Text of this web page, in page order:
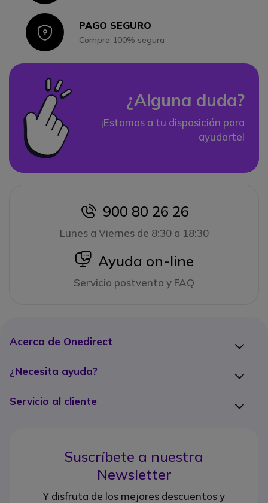
IconPAGO SEGURO
Compra 100% segura
¿Alguna duda?
¡Estamos a tu disposición para
ayudarte!
icon
900 80 26 26
Lunes a Viernes de 8:30 a 18:30
icon
Ayuda on-line
Servicio postventa y FAQ
Acerca de Onedirect
¿Necesita ayuda?
Servicio al cliente
Suscríbete a nuestra
Newsletter
Y disfruta de los mejores descuentos y